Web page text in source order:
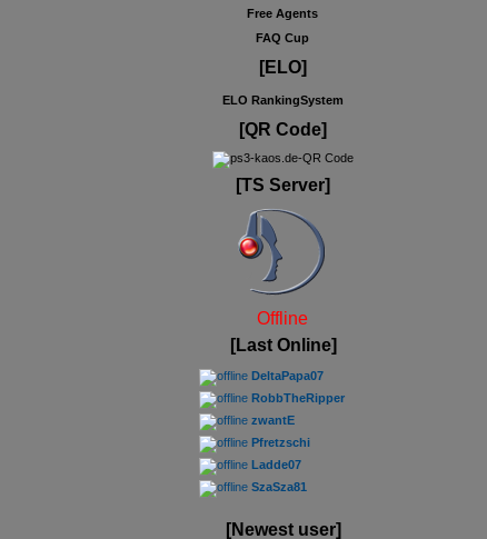
Free Agents
FAQ Cup
[ELO]
ELO RankingSystem
[QR Code]
[TS Server]
Offline
[Last Online]
DeltaPapa07
RobbTheRipper
zwantE
Pfretzschi
Ladde07
SzaSza81
[Newest user]